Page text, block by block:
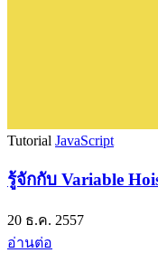
Tutorial JavaScript
รู้จักกับ Variable
20 ธ.ค. 2557
อ่านต่อ